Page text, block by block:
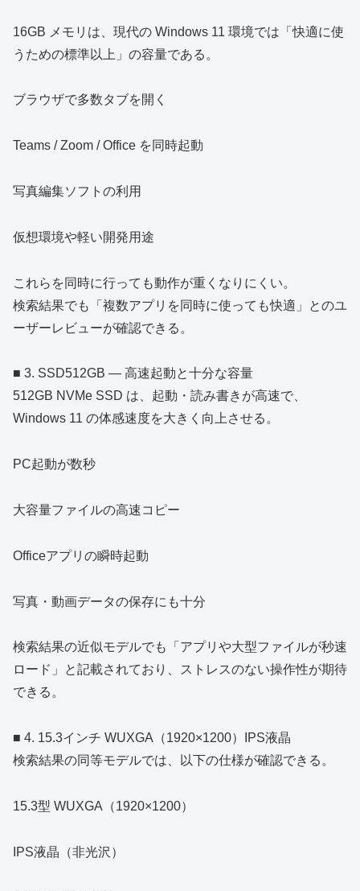
16GB メモリは、現代の Windows 11 環境では「快適に使
うための標準以上」の容量である。
ブラウザで多数タブを開く
Teams / Zoom / Office を同時起動
写真編集ソフトの利用
仮想環境や軽い開発用途
これらを同時に行っても動作が重くなりにくい。
検索結果でも「複数アプリを同時に使っても快適」とのユ
ーザーレビューが確認できる。
■ 3. SSD512GB ― 高速起動と十分な容量
512GB NVMe SSD は、起動・読み書きが高速で、
Windows 11 の体感速度を大きく向上させる。
PC起動が数秒
大容量ファイルの高速コピー
Officeアプリの瞬時起動
写真・動画データの保存にも十分
検索結果の近似モデルでも「アプリや大型ファイルが秒速
ロード」と記載されており、ストレスのない操作性が期待
できる。
■ 4. 15.3インチ WUXGA（1920×1200）IPS液晶
検索結果の同等モデルでは、以下の仕様が確認できる。
15.3型 WUXGA（1920×1200）
IPS液晶（非光沢）